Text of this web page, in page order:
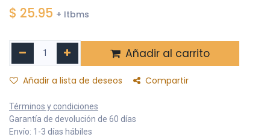
$ 25.95 + Itbms
Añadir al carrito
Añadir a lista de deseos Compartir
Términos y condiciones
Garantía de devolución de 60 días
Envío: 1-3 días hábiles